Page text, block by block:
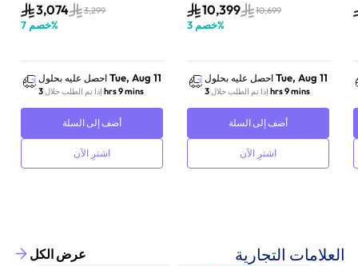
عدسة باور زوم 16–50mm
| أسود
3,074 3,299
خصم 7 %
احصل عليه بحلول Tue, Aug 11
إذا تم الطلب خلال 3 hrs 9 mins
أضف إلى السلة
اشترِ الآن
الكاميرا فقط | أسود
10,399 10,699
خصم 3 %
احصل عليه بحلول Tue, Aug 11
إذا تم الطلب خلال 3 hrs 9 mins
أضف إلى السلة
اشترِ الآن
العلامات التجارية عرض الكل